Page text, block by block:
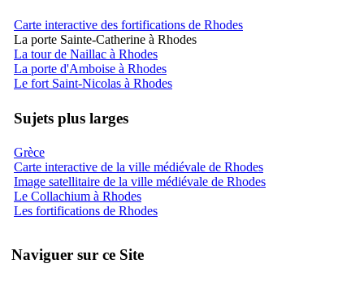
Carte interactive des fortifications de Rhodes
La porte Sainte-Catherine à Rhodes
La tour de Naillac à Rhodes
La porte d'Amboise à Rhodes
Le fort Saint-Nicolas à Rhodes
Sujets plus larges
Grèce
Carte interactive de la ville médiévale de Rhodes
Image satellitaire de la ville médiévale de Rhodes
Le Collachium à Rhodes
Les fortifications de Rhodes
Naviguer sur ce Site